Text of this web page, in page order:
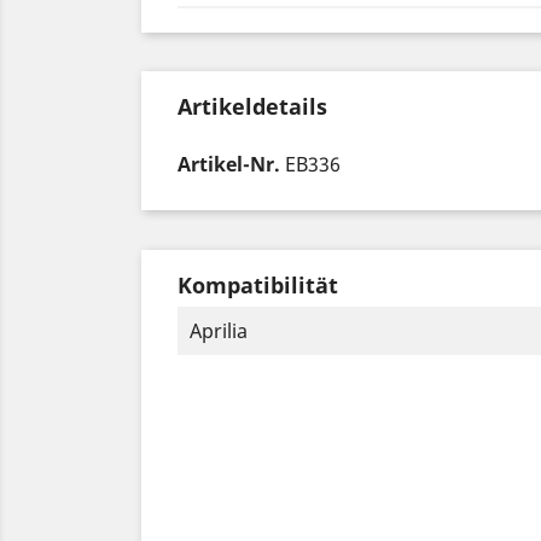
Artikeldetails
Artikel-Nr. EB336
Kompatibilität
Aprilia